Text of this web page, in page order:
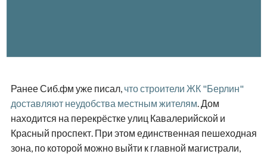
Ранее Сиб.фм уже писал, что строители ЖК "Берлин"
доставляют неудобства местным жителям. Дом
находится на перекрёстке улиц Кавалерийской и
Красный проспект. При этом единственная пешеходная
зона, по которой можно выйти к главной магистрали,